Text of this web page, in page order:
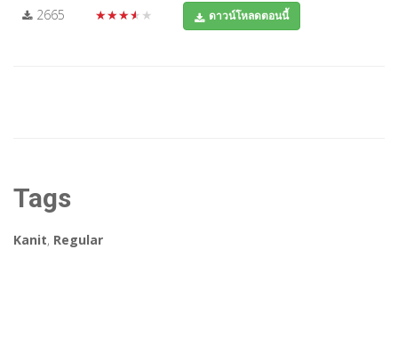
2665 ★★★★★ ดาวน์โหลดตอนนี้
Tags
Kanit, Regular